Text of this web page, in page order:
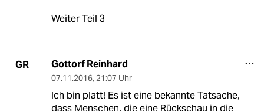
Weiter Teil 3
GR Gottorf Reinhard
07.11.2016, 21:07 Uhr
Ich bin platt! Es ist eine bekannte Tatsache,
dass Menschen, die eine Rückschau in die